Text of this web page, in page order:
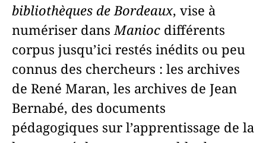
bibliothèques de Bordeaux, vise à
numériser dans Manioc différents
corpus jusqu’ici restés inédits ou peu
connus des chercheurs : les archives
de René Maran, les archives de Jean
Bernabé, des documents
pédagogiques sur l’apprentissage de la